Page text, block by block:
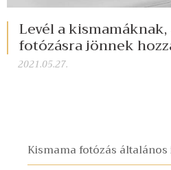
Levél a
fotózásra jönnek
2021.05.27.
Kismama fotózás